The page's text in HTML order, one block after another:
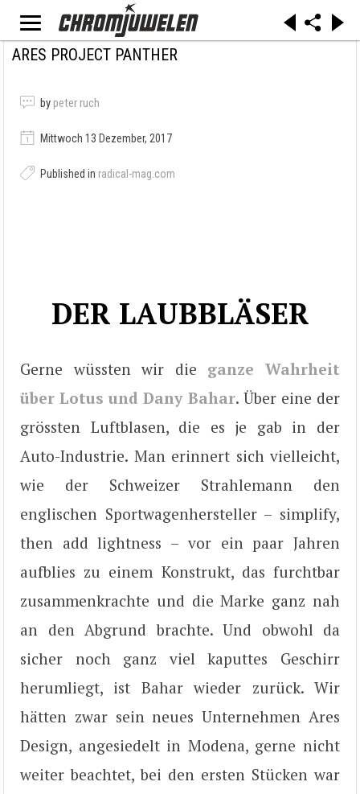
ARES PROJECT PANTHER
by peter ruch
Mittwoch 13 Dezember, 2017
Published in radical-mag.com
DER LAUBBLÄSER
Gerne wüssten wir die ganze Wahrheit
über Lotus und Dany Bahar. Über eine der
grössten Luftblasen, die es je gab in der
Auto-Industrie. Man erinnert sich vielleicht,
wie der Schweizer Strahlemann den
englischen Sportwagenhersteller – simplify,
then add lightness – vor ein paar Jahren
aufblies zu einem Konstrukt, das furchtbar
zusammenkrachte und die Marke ganz nah
an den Abgrund brachte. Und obwohl da
sicher noch ganz viel kaputtes Geschirr
herumliegt, ist Bahar wieder zurück. Wir
hätten zwar sein neues Unternehmen Ares
Design, angesiedelt in Modena, gerne nicht
weiter beachtet, bei den ersten Stücken war